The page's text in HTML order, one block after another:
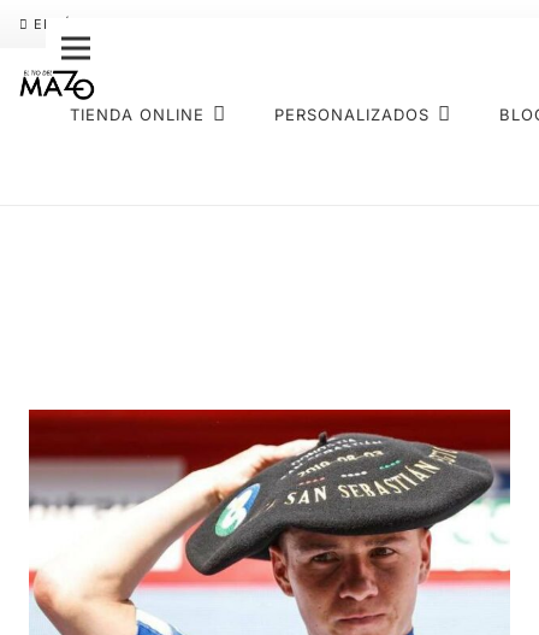
ENVÍO GRATIS
TIENDA ONLINE PERSONALIZADOS